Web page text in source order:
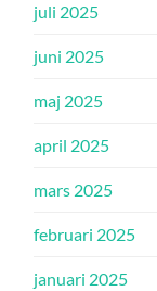
juli 2025
juni 2025
maj 2025
april 2025
mars 2025
februari 2025
januari 2025